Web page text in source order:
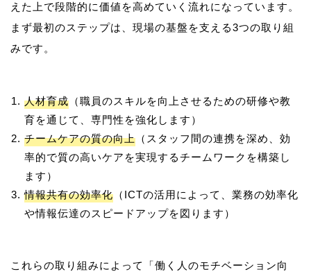
えた上で段階的に価値を高めていく流れになっています。
まず最初のステップは、現場の基盤を支える3つの取り組
人材育成 （職員のスキルを向上させるための研修や教
育を通じて、専門性を強化します）
チームケアの質の向上 （スタッフ間の連携を深め、効
率的で質の高いケアを実現するチームワークを構築し
ます）
情報共有の効率化 （ICTの活用によって、業務の効率化
や情報伝達のスピードアップを図ります）
これらの取り組みによって「働く人のモチベーション向